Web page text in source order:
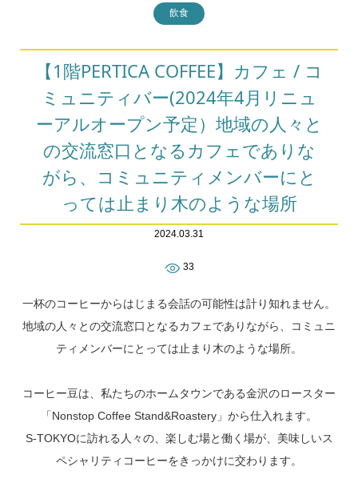
飲食
【1階PERTICA COFFEE】カフェ / コ
ミュニティバー(2024年4月リニュ
ーアルオープン予定）地域の人々と
の交流窓口となるカフェでありな
がら、コミュニティメンバーにと
っては止まり木のような場所
2024.03.31
33
一杯のコーヒーからはじまる会話の可能性は計り知れません。
地域の人々との交流窓口となるカフェでありながら、コミュニ
ティメンバーにとっては止まり木のような場所。
コーヒー豆は、私たちのホームタウンである金沢のロースター
「Nonstop Coffee Stand&Roastery」から仕入れます。
S-TOKYOに訪れる人々の、楽しむ場と働く場が、美味しいス
ペシャリティコーヒーをきっかけに交わります。